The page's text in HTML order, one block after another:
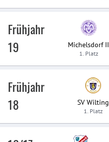
Frühjahr
19
Michelsdorf II
1. Platz
Frühjahr
18
SV Wilting
1. Platz